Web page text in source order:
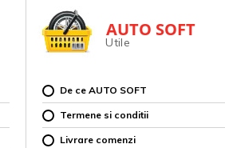
AUTO SOFT
Utile
De ce AUTO SOFT
Termene si conditii
Livrare comenzi